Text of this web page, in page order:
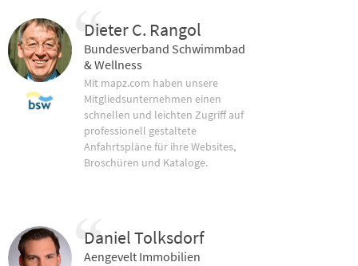
Dieter C. Rangol
Bundesverband Schwimmbad
& Wellness
Mit mapz.com haben unsere
Mitgliedsunternehmen einen
schnellen und leichten Zugriff auf
professionell gestaltete
Anfahrtspläne für ihre Websites,
Broschüren und Kataloge.
Daniel Tolksdorf
Aengevelt Immobilien